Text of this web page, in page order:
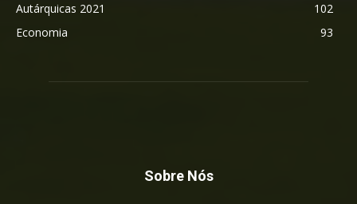
Autárquicas 2021
102
Economia
93
Sobre Nós